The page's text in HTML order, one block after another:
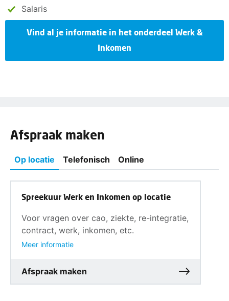
Salaris
Vind al je informatie in het onderdeel Werk &
Inkomen
Afspraak maken
Op locatie Telefonisch Online
Spreekuur Werk en Inkomen op locatie
Voor vragen over cao, ziekte, re-integratie,
contract, werk, inkomen, etc.
Meer informatie
Afspraak maken